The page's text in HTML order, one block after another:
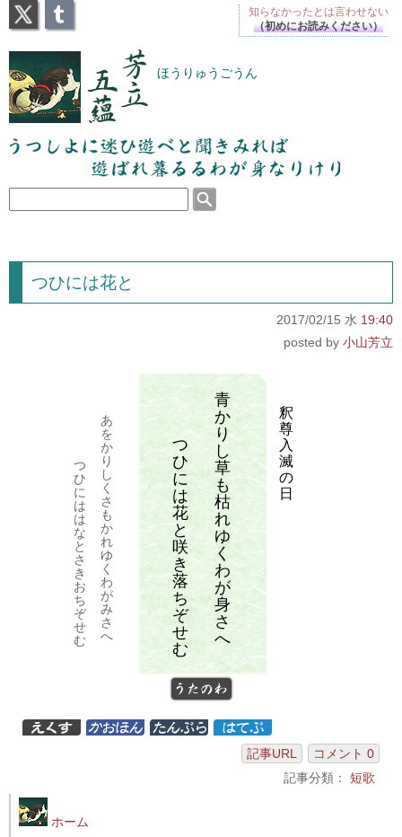
芳立五蘊 ほうりゅうごうん
うつしよに迷ひ遊べと聞きみれば遊ばれ暮るるわが
身なりけり
つひには花と
2017/02/15 水 19:40
小山芳立
釈
尊
入
滅
の
日
青
か
り
し
草
も
枯
れ
ゆ
く
わ
が
身
さ
へ
つ
ひ
に
は
花
と
咲
き
落
ち
ぞ
せ
む
あ
を
か
り
し
く
さ
も
か
れ
ゆ
く
わ
が
み
さ
へ
つ
ひ
に
は
は
な
と
さ
き
お
ち
ぞ
せ
む
うたのわ
記事URL
コメント 0
記事分類： 短歌
ホーム
知らなかったとは言わせない
（初めにお読みください）
X Tumblr